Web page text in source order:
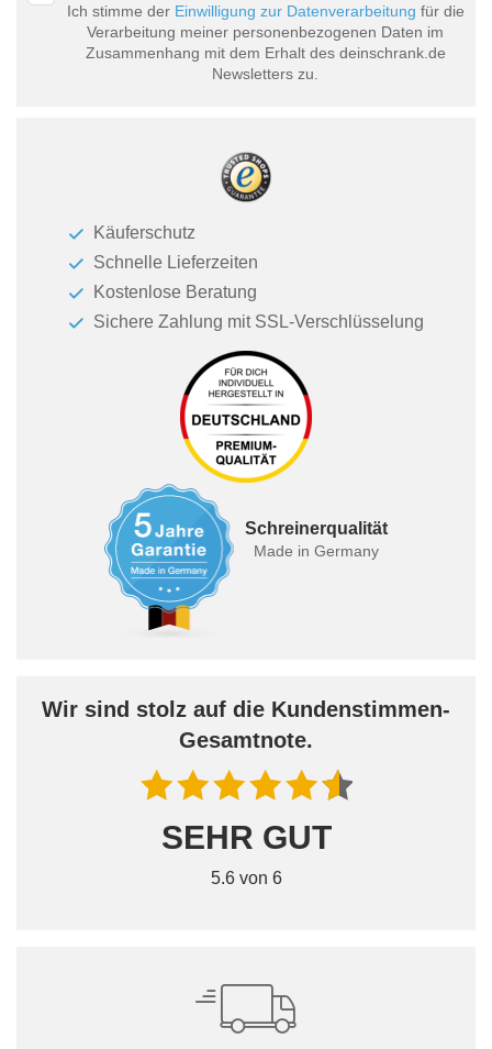
Ich stimme der Einwilligung zur Datenverarbeitung für die
Verarbeitung meiner personenbezogenen Daten im
Zusammenhang mit dem Erhalt des deinschrank.de
Newsletters zu.
Käuferschutz
Schnelle Lieferzeiten
Kostenlose Beratung
Sichere Zahlung mit SSL-Verschlüsselung
Schreinerqualität
Made in Germany
Wir sind stolz auf die Kundenstimmen-
Gesamtnote.
SEHR GUT
5.6 von 6